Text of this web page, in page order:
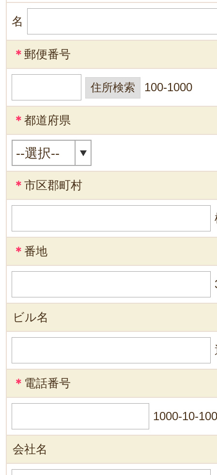
名
＊ 郵便番号
100-1000
＊ 都道府県
＊ 市区郡町村
＊ 番地
ビル名
＊ 電話番号
1000-10-
会社名